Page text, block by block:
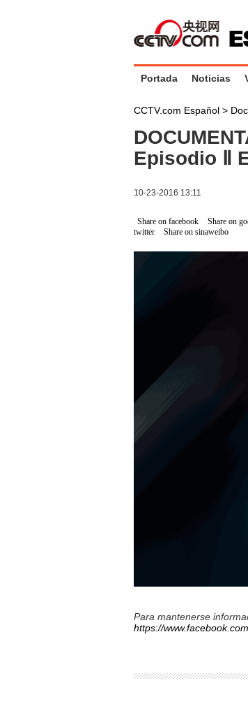
Portada Noticias
CCTV.com Español >
Episodio Ⅱ
10-23-2016 13:11
Share on facebook Share on
twitter
Share on sinaweibo
Para mantenerse
https://